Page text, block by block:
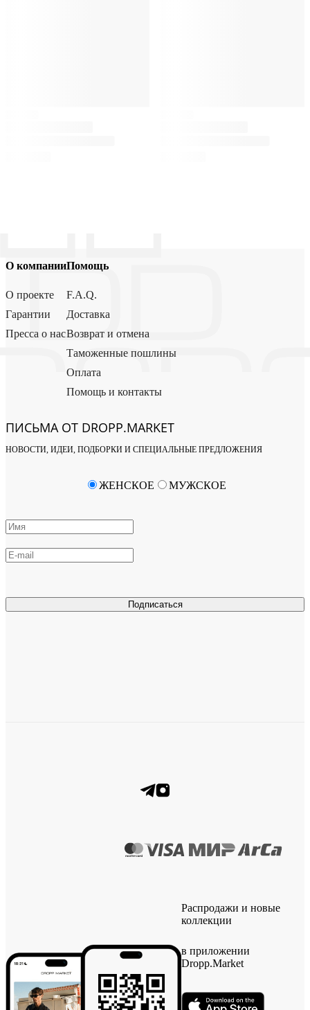
О компании
О проекте
Гарантии
Пресса о нас
Помощь
F.A.Q.
Доставка
Возврат и отмена
Таможенные пошлины
Оплата
Помощь и контакты
ПИСЬМА ОТ DROPP.MARKET
НОВОСТИ, ИДЕИ, ПОДБОРКИ И СПЕЦИАЛЬНЫЕ ПРЕДЛОЖЕНИЯ
Подписаться
ЖЕНСКОЕ МУЖСКОЕ
Распродажи и новые
коллекции
в приложении
Dropp.Market